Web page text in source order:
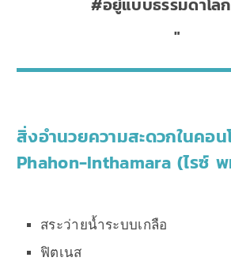
สิ่งอำนวยความสะดวกในคอ
Phahon-Inthamara (ไรซ์
สระว่ายน้ำระบบเกลือ
ฟิตเนส